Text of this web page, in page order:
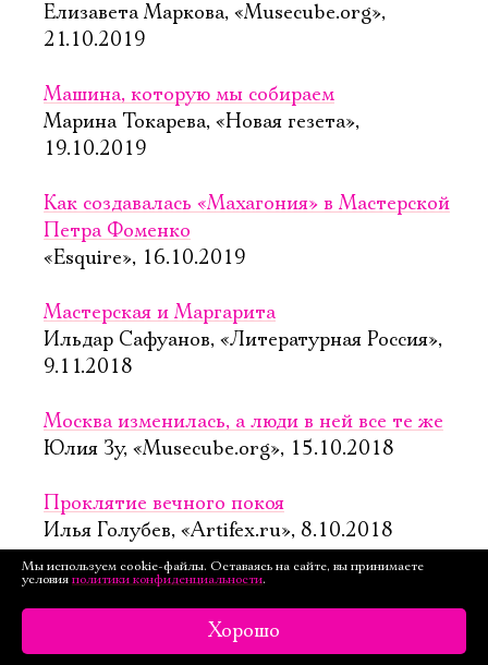
Елизавета Маркова, «Musecube.org»,
21.10.2019
Машина, которую мы собираем
Марина Токарева, «Новая гезета»,
19.10.2019
Как создавалась «Махагония» в Мастерской
Петра Фоменко
«Esquire», 16.10.2019
Мастерская и Маргарита
Ильдар Сафуанов, «Литературная Россия»,
9.11.2018
Москва изменилась, а люди в ней все те же
Юлия Зу, «Musecube.org», 15.10.2018
Проклятие вечного покоя
Илья Голубев, «Artifex.ru», 8.10.2018
Спектакль «Мастер и Маргарита»  Театр
«Мастерская Петра Фоменко»
Лариса Каневская, «Мнение», 5.10.2018
Мы используем cookie-файлы. Оставаясь на сайте, вы принимаете
условия политики конфиденциальности.
Хорошо